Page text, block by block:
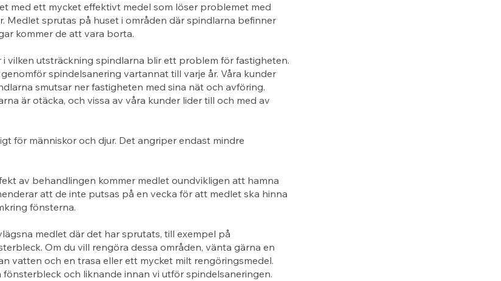
med ett mycket effektivt medel som löser problemet med
Medlet sprutas på huset i områden där spindlarna befinner
kommer de att vara borta.
vilken utsträckning spindlarna blir ett problem för fastigheten.
spindelsanering vartannat till varje år. Våra kunder
smutsar ner fastigheten med sina nät och avföring.
är otäcka, och vissa av våra kunder lider till och med av
för människor och djur. Det angriper endast mindre
av behandlingen kommer medlet oundvikligen att hamna
att de inte putsas på en vecka för att medlet ska hinna
fönsterna.
medlet där det har sprutats, till exempel på
Om du vill rengöra dessa områden, vänta gärna en
vatten och en trasa eller ett mycket milt rengöringsmedel.
och liknande innan vi utför spindelsaneringen.